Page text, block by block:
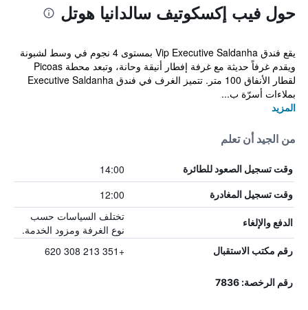
حول فيب إكسكوتيف سالدانيا هوتل
يقع فندق Vip Executive Saldanha بمستوى 4 نجوم في وسط لشبونة
ويقدم غرفاً حديثة مع غرفة إفطار أنيقة وحانة، وتبعد محطة Picoas
لقطار الأنفاق 100 متر. تتميز الغرف في فندق Executive Saldanha
بملاءات أسرّة ب...
المزيد
من الجيد أن تعلم
وقت تسجيل الصعود للطائرة 14:00
وقت تسجيل المغادرة 12:00
الدفع والإلغاء
تختلف السياسات حسب
نوع الغرفة ومزود الخدمة.
رقم مكتب الاستقبال +351 213 308 620
رقم الرخصة: 7836